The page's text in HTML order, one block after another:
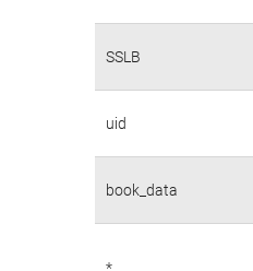
SSLB
uid
book_data